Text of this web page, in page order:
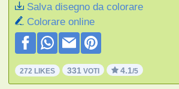
Salva disegno da colorare
Colorare online
272 LIKES 331 VOTI 4.1/5